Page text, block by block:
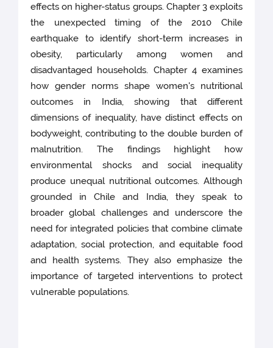
effects on higher-status groups. Chapter 3 exploits
the unexpected timing of the 2010 Chile
earthquake to identify short-term increases in
obesity, particularly among women and
disadvantaged households. Chapter 4 examines
how gender norms shape women's nutritional
outcomes in India, showing that different
dimensions of inequality, have distinct effects on
bodyweight, contributing to the double burden of
malnutrition. The findings highlight how
environmental shocks and social inequality
produce unequal nutritional outcomes. Although
grounded in Chile and India, they speak to
broader global challenges and underscore the
need for integrated policies that combine climate
adaptation, social protection, and equitable food
and health systems. They also emphasize the
importance of targeted interventions to protect
vulnerable populations.